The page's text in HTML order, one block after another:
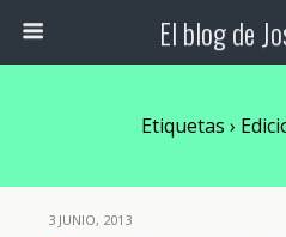
El blog de
Etiquetas ›
3 JUNIO, 2013